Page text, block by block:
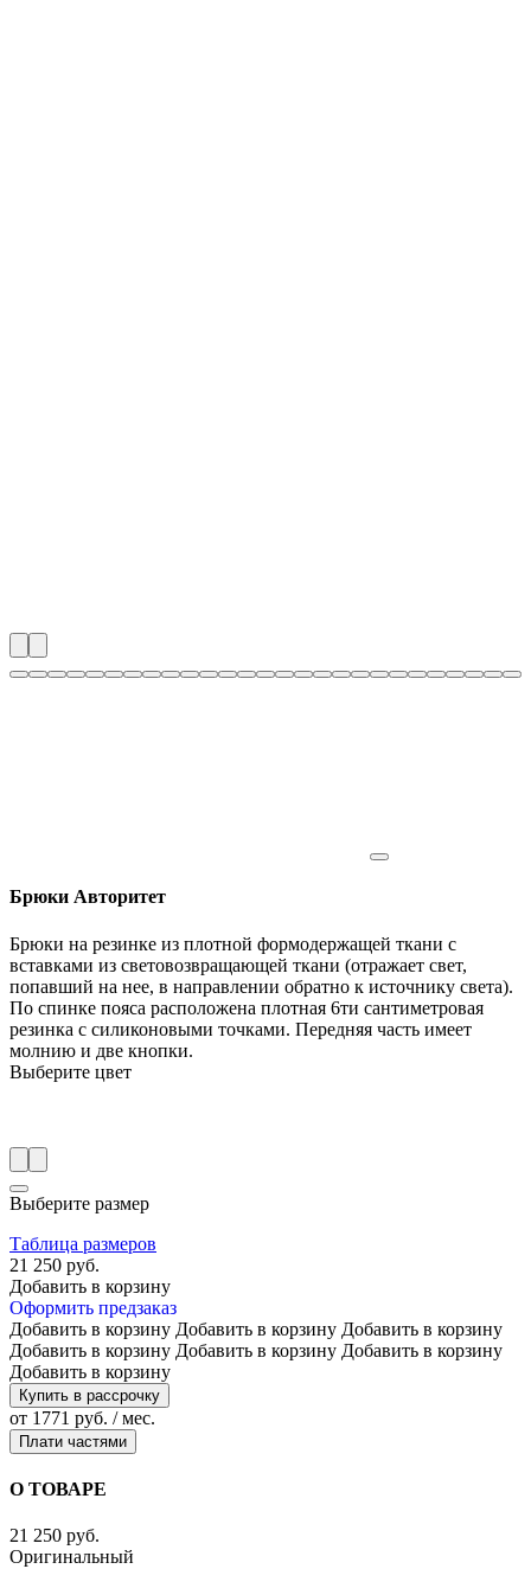
Брюки Авторитет
Брюки на резинке из плотной формодержащей ткани с
вставками из световозвращающей ткани (отражает свет,
попавший на нее, в направлении обратно к источнику света).
По спинке пояса расположена плотная 6ти сантиметровая
резинка с силиконовыми точками. Передняя часть имеет
молнию и две кнопки.
Выберите цвет
Выберите размер
Таблица размеров
21 250 руб.
Добавить в корзину
Оформить предзаказ
Добавить в корзину Добавить в корзину Добавить в корзину
Добавить в корзину Добавить в корзину Добавить в корзину
Добавить в корзину
Купить в рассрочку
от 1771 руб. / мес.
Плати частями
О ТОВАРЕ
21 250 руб.
Оригинальный